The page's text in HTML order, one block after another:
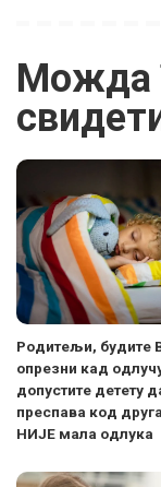
Можда
Родитељи, будите
опрезни кад
допустите детету
преспава код
НИЈЕ мала одлука